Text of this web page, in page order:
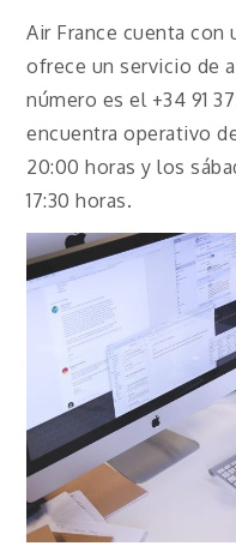
Air France cuenta
ofrece un servicio de
número es el +34 91
encuentra operativo
20:00 horas y los
17:30 horas.